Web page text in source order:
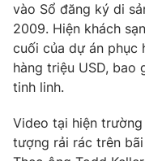
VTV4
VTV9
Liên hệ tòa soạn
vào Sổ đăng ký di
2009. Hiện khách
cuối của dự án phục
hàng triệu USD,
tinh linh.
Video tại hiện
tượng rải rác trên